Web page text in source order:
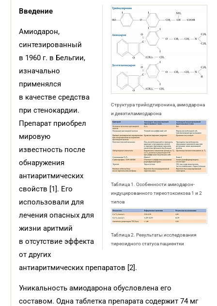
Структура трийодтиронина, амиодарона
и дезэтиламиодарона
Таблица 1. Особенности амиодарон-
индуцированного тиреотоксикоза 1 и 2
типов
Таблица 2. Результаты исследования
тиреоидного статуса пациентки
Введение
Амиодарон,
синтезированный
в 1960 г. в Бельгии,
изначально
применялся
в качестве средства
при стенокардии.
Препарат приобрел
мировую
известность после
обнаружения
антиаритмических
свойств [1]. Его
использовали для
лечения опасных для
жизни аритмий
в отсутствие эффекта
от других
антиаритмических препаратов [2].
Уникальность амиодарона обусловлена его
составом. Одна таблетка препарата содержит 74 мг